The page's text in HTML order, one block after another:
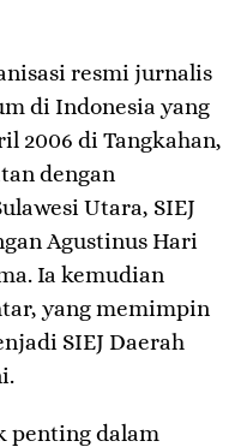
resmi jurnalis
di Indonesia yang
2006 di Tangkahan,
dengan
Utara, SIEJ
Agustinus Hari
Ia kemudian
yang memimpin
SIEJ Daerah
penting dalam